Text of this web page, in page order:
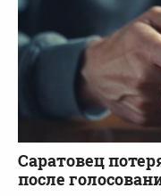
Саратовец
после